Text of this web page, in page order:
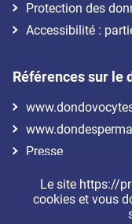
Le site https://
cookies et vous
Protection des
Accessibilité :
Références sur le
Presse
Nous suivre